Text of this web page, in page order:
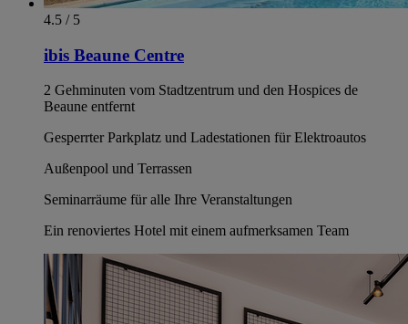
4.5 / 5
ibis Beaune Centre
2 Gehminuten vom Stadtzentrum und den Hospices de
Beaune entfernt
Gesperrter Parkplatz und Ladestationen für Elektroautos
Außenpool und Terrassen
Seminarräume für alle Ihre Veranstaltungen
Ein renoviertes Hotel mit einem aufmerksamen Team